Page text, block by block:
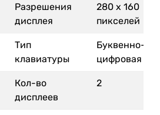
Разрешения
дисплея
280 x 160
пикселей
Тип
клавиатуры
Буквенно-
цифровая
Кол-во
дисплеев
2